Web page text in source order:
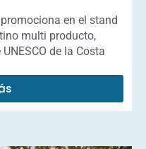
en el stand
multi producto,
de la Costa